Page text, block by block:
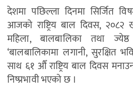
देशमा पछिल्ला दिनमा सिर्जित
आजको राष्ट्रिय बाल दिवस,
महिला, बालबालिका तथा
‘बालबालिकामा लगानी, सुरक्षित
साथ ६१ औँ राष्ट्रिय बाल दिवस
निष्प्रभावी भएको छ ।